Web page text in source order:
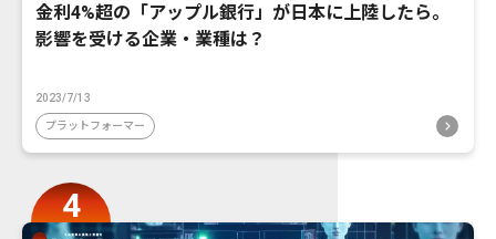
金利4%超の「アップル銀行」が日本に上陸したら。
影響を受ける企業・業種は？
2023/7/13
プラットフォーマー